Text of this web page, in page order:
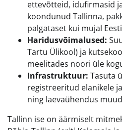
ettevõtteid, idufirmasid
koondunud Tallinna,
palgataset kui mujal
Haridusvõimalused:
Tartu Ülikool) ja
meelitades noori üle
Infrastruktuur: Tasuta
registreeritud elanikele
ning laevaühendus
Tallinn ise on äärmiselt